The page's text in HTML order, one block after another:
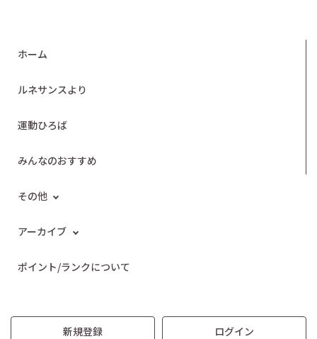
ホーム
ルネサンスより
運動ひろば
みんなのおすすめ
その他
アーカイブ
ポイント/ランクについて
新規登録 ログイン